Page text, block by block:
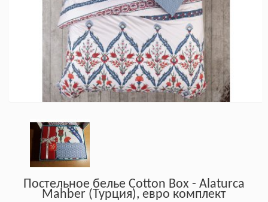
Постельное белье Cotton Box - Alaturca
Mahber (Турция), евро комплект